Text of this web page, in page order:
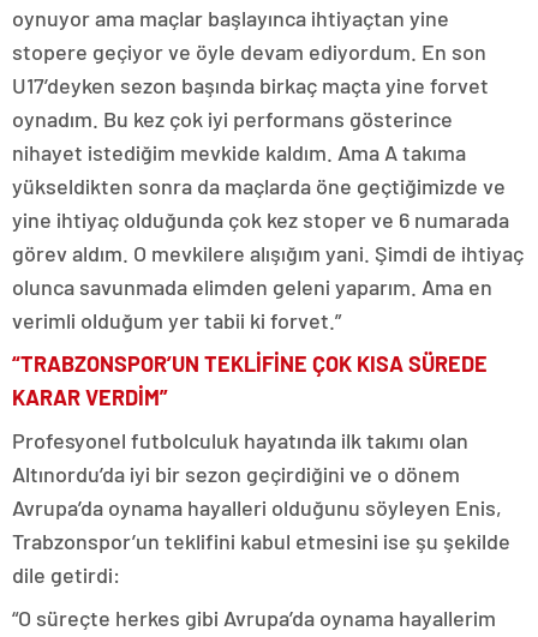
oynuyor ama maçlar başlayınca ihtiyaçtan yine
stopere geçiyor ve öyle devam ediyordum. En son
U17’deyken sezon başında birkaç maçta yine forvet
oynadım. Bu kez çok iyi performans gösterince
nihayet istediğim mevkide kaldım. Ama A takıma
yükseldikten sonra da maçlarda öne geçtiğimizde ve
yine ihtiyaç olduğunda çok kez stoper ve 6 numarada
görev aldım. O mevkilere alışığım yani. Şimdi de ihtiyaç
olunca savunmada elimden geleni yaparım. Ama en
verimli olduğum yer tabii ki forvet.”
“TRABZONSPOR’UN TEKLİFİNE ÇOK KISA SÜREDE
KARAR VERDİM”
Profesyonel futbolculuk hayatında ilk takımı olan
Altınordu’da iyi bir sezon geçirdiğini ve o dönem
Avrupa’da oynama hayalleri olduğunu söyleyen Enis,
Trabzonspor’un teklifini kabul etmesini ise şu şekilde
dile getirdi:
“O süreçte herkes gibi Avrupa’da oynama hayallerim